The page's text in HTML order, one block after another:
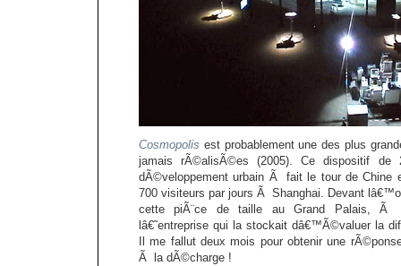
Cosmopolis est probablement une des plus
jamais rÃ©alisÃ©es (2005). Ce dispositif de
dÃ©veloppement urbain Ã fait le tour de
700 visiteurs par jours Ã Shanghai. Devant
cette piÃ¨ce de taille au Grand Palais,
lâ€˜entreprise qui la stockait dâ€™Ã©valuer la
Il me fallut deux mois pour obtenir une
Ã la dÃ©charge !